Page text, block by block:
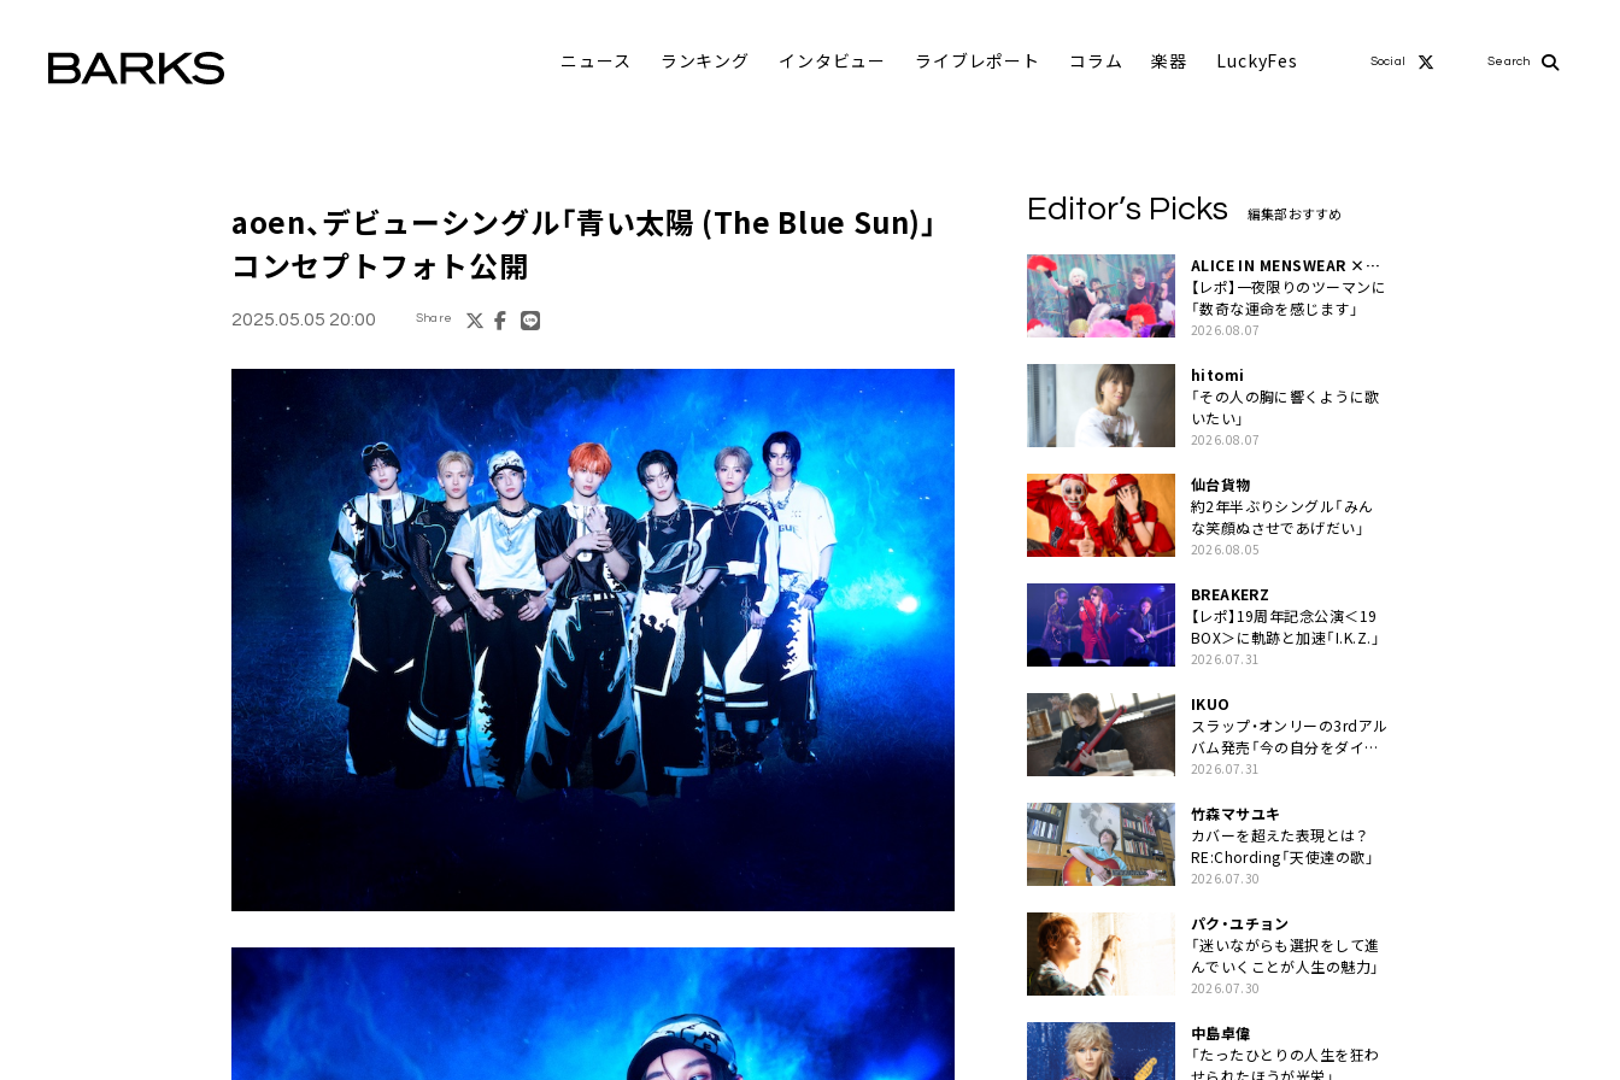
ニュース ランキング インタビュー ライブレポート コラム 楽器 LuckyFes Social Search
aoen、デビューシングル「青い太陽 (The Blue Sun)」
コンセプトフォト公開
2025.05.05 20:00 Share
Editor’s Picks 編集部おすすめ
ALICE IN MENSWEAR ×
MASCHERA
【レポ】一夜限りのツーマンに
「数奇な運命を感じます」
2026.08.07
hitomi
「その人の胸に響くように歌
いたい」
2026.08.07
仙台貨物
約2年半ぶりシングル「みん
な笑顔ぬさせであげだい」
2026.08.05
BREAKERZ
【レポ】19周年記念公演＜19
BOX＞に軌跡と加速「I.K.Z.」
2026.07.31
IKUO
スラップ・オンリーの3rdアル
バム発売「今の自分をダイレ
クトに」
2026.07.31
竹森マサユキ
カバーを超えた表現とは？
RE:Chording「天使達の歌」
2026.07.30
パク・ユチョン
「迷いながらも選択をして進
んでいくことが人生の魅力」
2026.07.30
中島卓偉
「たったひとりの人生を狂わ
せられたほうが光栄」